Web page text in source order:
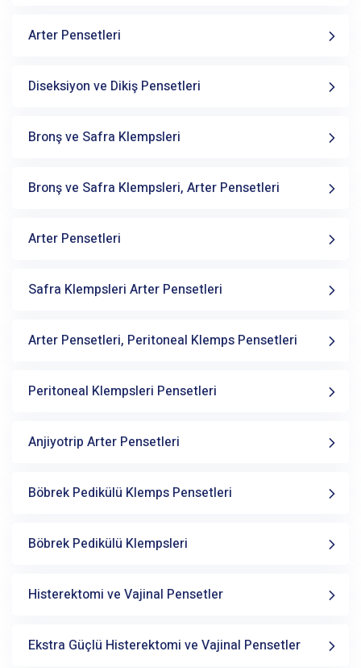
Arter Pensetleri
Diseksiyon ve Dikiş Pensetleri
Bronş ve Safra Klempsleri
Bronş ve Safra Klempsleri, Arter Pensetleri
Arter Pensetleri
Safra Klempsleri Arter Pensetleri
Arter Pensetleri, Peritoneal Klemps Pensetleri
Peritoneal Klempsleri Pensetleri
Anjiyotrip Arter Pensetleri
Böbrek Pedikülü Klemps Pensetleri
Böbrek Pedikülü Klempsleri
Histerektomi ve Vajinal Pensetler
Ekstra Güçlü Histerektomi ve Vajinal Pensetler